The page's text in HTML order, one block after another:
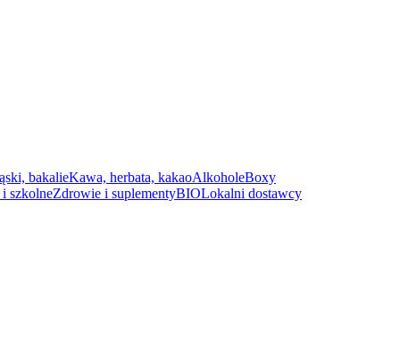
bakalieKawa, herbata, kakaoAlkoholeBoxy
szkolneZdrowie i suplementyBIOLokalni dostawcy